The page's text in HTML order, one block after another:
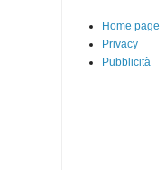
Home page
Privacy
Pubblicità